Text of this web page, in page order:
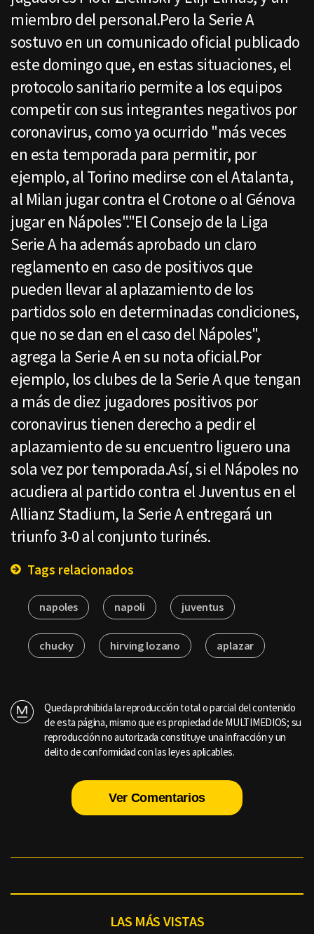
miembro del personal.Pero la Serie A
sostuvo en un comunicado oficial publicado
este domingo que, en estas situaciones, el
protocolo sanitario permite a los equipos
competir con sus integrantes negativos por
coronavirus, como ya ocurrido "más veces
en esta temporada para permitir, por
ejemplo, al Torino medirse con el Atalanta,
al Milan jugar contra el Crotone o al Génova
jugar en Nápoles"."El Consejo de la Liga
Serie A ha además aprobado un claro
reglamento en caso de positivos que
pueden llevar al aplazamiento de los
partidos solo en determinadas condiciones,
que no se dan en el caso del Nápoles",
agrega la Serie A en su nota oficial.Por
ejemplo, los clubes de la Serie A que tengan
a más de diez jugadores positivos por
coronavirus tienen derecho a pedir el
aplazamiento de su encuentro liguero una
sola vez por temporada.Así, si el Nápoles no
acudiera al partido contra el Juventus en el
Allianz Stadium, la Serie A entregará un
triunfo 3-0 al conjunto turinés.
Tags relacionados
napoles napoli juventus
chucky hirving lozano aplazar
Queda prohibida la reproducción total o parcial del contenido
de esta página, mismo que es propiedad de MULTIMEDIOS; su
reproducción no autorizada constituye una infracción y un
delito de conformidad con las leyes aplicables.
Ver Comentarios
LAS MÁS VISTAS